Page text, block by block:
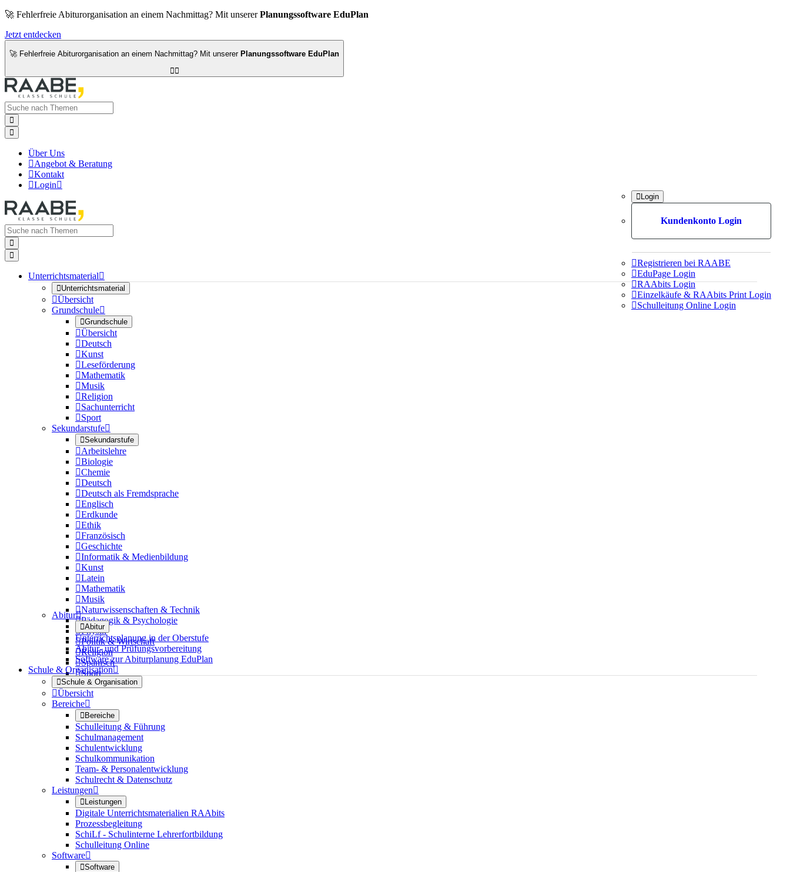
🚀 Fehlerfreie Abiturorganisation an einem Nachmittag? Mit unsererPlanungssoftware EduPlan
Jetzt entdecken
🚀 Fehlerfreie Abiturorganisation an einem Nachmittag? Mit unserer Planungssoftware EduPlan



Über Uns
Angebot & Beratung
Kontakt
Login
Login
Kundenkonto Login
Registrieren bei RAABE
EduPage Login
RAAbits Login
Einzelkäufe & RAAbits Print Login
Schulleitung Online Login


Unterrichtsmaterial
Unterrichtsmaterial
Übersicht
Grundschule
Grundschule
Übersicht
Deutsch
Kunst
Leseförderung
Mathematik
Musik
Religion
Sachunterricht
Sport
Sekundarstufe
Sekundarstufe
Arbeitslehre
Biologie
Chemie
Deutsch
Deutsch als Fremdsprache
Englisch
Erdkunde
Ethik
Französisch
Geschichte
Informatik & Medienbildung
Kunst
Latein
Mathematik
Musik
Naturwissenschaften & Technik
Pädagogik & Psychologie
Physik
Politik & Wirtschaft
Religion
Spanisch
Sport
Abitur
Abitur
Unterrichtsplanung in der Oberstufe
Abitur- und Prüfungsvorbereitung
Software zur Abiturplanung EduPlan
Schule & Organisation
Schule & Organisation
Übersicht
Bereiche
Bereiche
Schulleitung & Führung
Schulmanagement
Schulentwicklung
Schulkommunikation
Team- & Personalentwicklung
Schulrecht & Datenschutz
Leistungen
Leistungen
Digitale Unterrichtsmaterialien RAAbits
Prozessbegleitung
SchiLf - Schulinterne Lehrerfortbildung
Schulleitung Online
Software
Software